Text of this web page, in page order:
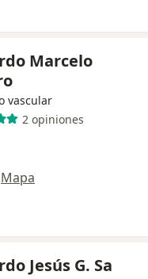
Marcelo
vascular
2 opiniones
Mapa
Jesús G. Sa